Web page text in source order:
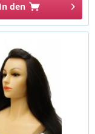
In den